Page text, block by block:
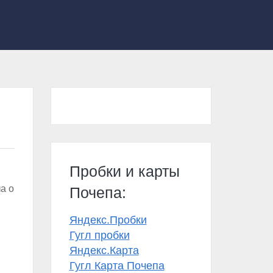
о
Пробки и карты
Почепа:
Яндекс.Пробки
Гугл пробки
Яндекс.Карта
Гугл Карта Почепа